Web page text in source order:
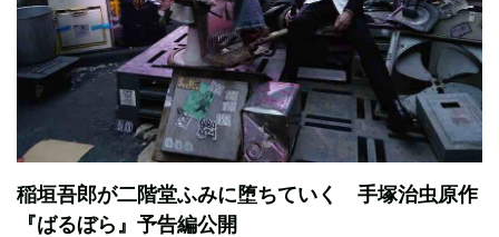
稲垣吾郎が二階堂ふみに堕ちていく 手塚治虫原作
『ばるぼら』予告編公開